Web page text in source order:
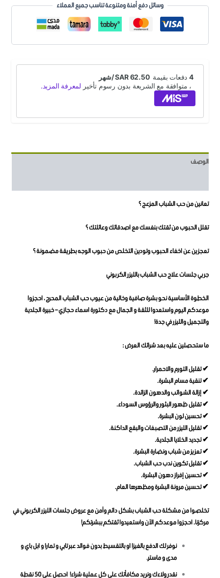
وسائل دفع أمنة ومتنوعة تناسب جميع العملاء
الوصف
تعانين من حب الشباب المزعج ؟
تقلل الحبوب من ثقتك بنفسك مع اصدقائك وعائلتك ؟
تعجزين عن اخفاء الحبوب وتودين التخلص من حبوب الوجه بطريقة مضمونة ؟
جربي جلسات علاج حب الشباب بالليزر الكربوني
الخطوة الأساسية نحو بشرة صافية وخالية من عيوب حب الشباب المحرج ،احجزوا
موعدكم اليوم واستعدوا للثقة و الجمال مع دكتورة اسماء حجازي – خبيرة الجلدية
والتجميل والليزر في جدة!
ما ستحصلين عليه بعد شرائك العرض :
✔ تقليل التورم والاحمرار.
✔ تنقية مسام البشرة.
✔ إزالة الشوائب والدهون الزائدة.
✔ تقليل ظهور البثور والرؤوس السوداء.
✔ تحسين لون البشرة.
✔ تقليل الليزر من التصبغات والبقع الداكنة.
✔ تجديد الخلايا الجلدية.
✔ تعزيز من شباب ونضارة البشرة.
✔ تقليل تكوين ندب حب الشباب.
✔ تحسين إفراز دهون البشرة.
✔ تحسين مرونة البشرة ومظهرها العام.
تخلصوا من مشكلة حب الشباب بشكل دائم وآمن مع عروض جلسات الليزر الكربوني في
مركزنا. احجزوا موعدكم الآن واستعيدوا ثقتكم ببشرتكم!
نوفر لك الدفع بالفيزا او بالتقسيط بدون فوائد عبر تابي و تمارا و ابل باي و
مدى و ماستر.
نقدر ولاءك ونريد مكافأتك على كل عملية شراء! احصل على 50 نقطة